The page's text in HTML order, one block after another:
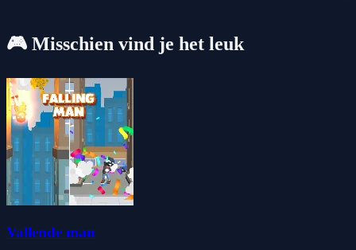
🎮 Misschien vind je het leuk
Vallende man